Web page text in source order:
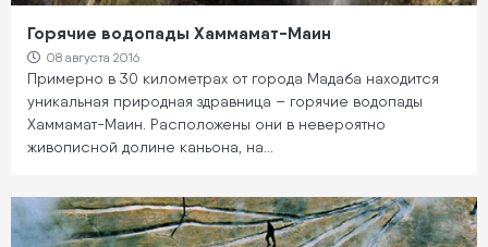
Горячие водопады Хаммамат-Маин
08 августа 2016
Примерно в 30 километрах от города Мадаба находится
уникальная природная здравница – горячие водопады
Хаммамат-Маин. Расположены они в невероятно
живописной долине каньона, на…